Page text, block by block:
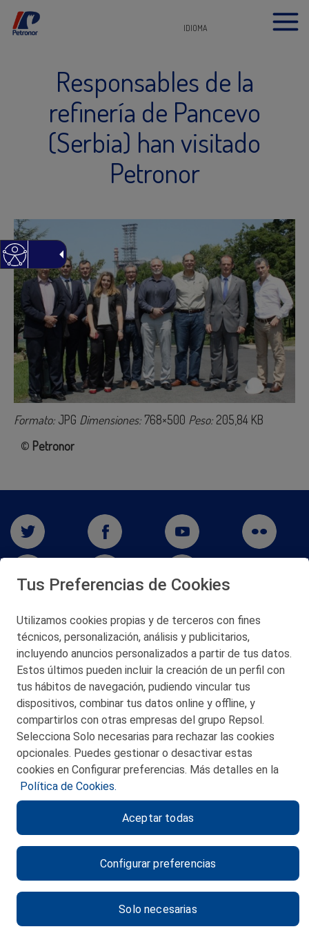
IDIOMA
Responsables de la
refinería de Pancevo
(Serbia) han visitado
Petronor
Formato: JPG Dimensiones: 768×500 Peso: 205,84 KB
© Petronor
San Martín 5-Edificio Muñatones,
48550 Muskiz (Bizkaia)
Telf. 946 357 000
© 2026 Petronor S.A.
CONTACTO
POLITICA DE PRIVACIDAD
AVISO LEGAL
POLITICA DE COOKIES
Tus Preferencias de Cookies
Utilizamos cookies propias y de terceros con fines
técnicos, personalización, análisis y publicitarios,
incluyendo anuncios personalizados a partir de tus datos.
Estos últimos pueden incluir la creación de un perfil con
tus hábitos de navegación, pudiendo vincular tus
dispositivos, combinar tus datos online y offline, y
compartirlos con otras empresas del grupo Repsol.
Selecciona Solo necesarias para rechazar las cookies
opcionales. Puedes gestionar o desactivar estas
cookies en Configurar preferencias. Más detalles en la
Política de Cookies.
Configurar preferencias
Solo necesarias
Aceptar todas